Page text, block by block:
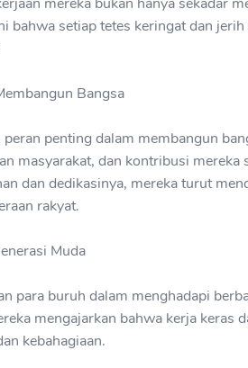
bahwa setiap tetes keringat dan
Bangsa
penting dalam membangun
masyarakat, dan kontribusi
dan dedikasinya, mereka turut
rakyat.
Muda
para buruh dalam menghadapi
mengajarkan bahwa kerja keras
kebahagiaan.